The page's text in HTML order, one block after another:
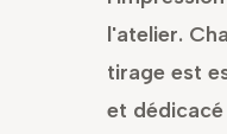
l'atelier.
tirage est
et dédicacé